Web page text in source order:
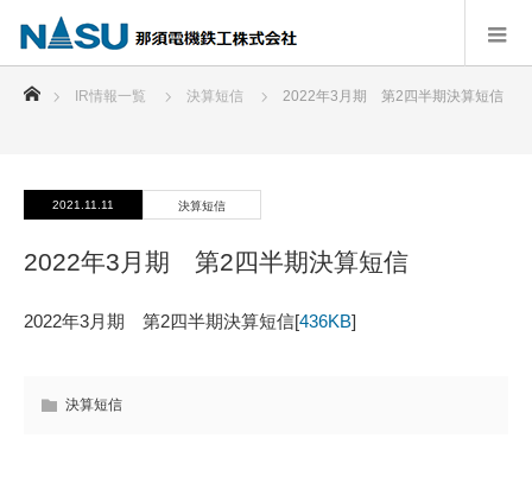
ホーム
IR情報一覧 決算短信 2022年3月期 第2四半期決算短信
2021.11.11 決算短信
2022年3月期 第2四半期決算短信
2022年3月期 第2四半期決算短信[436KB]
決算短信